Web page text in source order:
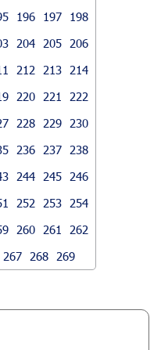
196 197
198
204 205
206
212 213
214
220 221
222
228 229
230
236 237
238
244 245
246
252 253
254
260 261
262
267 268 269